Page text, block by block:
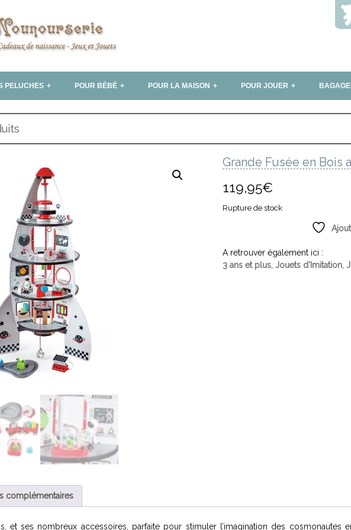
PELUCHES POUR BÉBÉ POUR LA MAISON POUR JOUER
Grande Fusée en Bois
119,95€
Rupture de stock
A retrouver également ici :
3 ans et plus Jouets d'Imitation
complémentaires
et ses nombreux accessoires, parfaite pour stimuler l’imagination des cosmonautes